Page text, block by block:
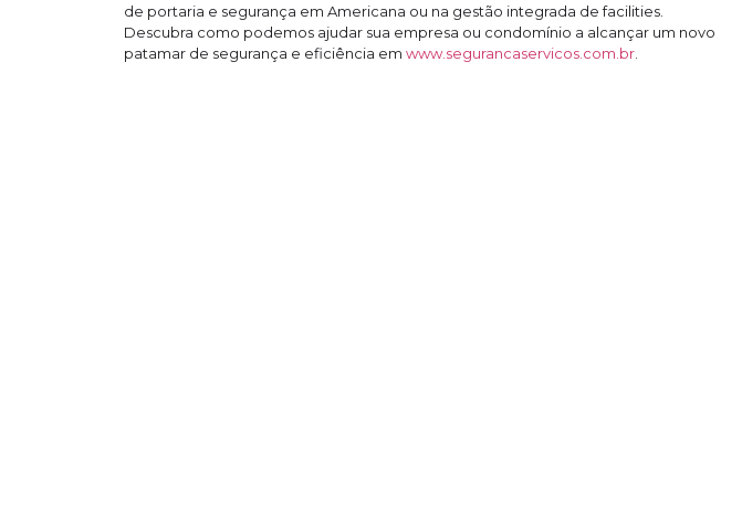
de portaria e segurança em Americana ou na gestão integrada de facilities.
Descubra como podemos ajudar sua empresa ou condomínio a alcançar um novo
patamar de segurança e eficiência em www.segurancaservicos.com.br